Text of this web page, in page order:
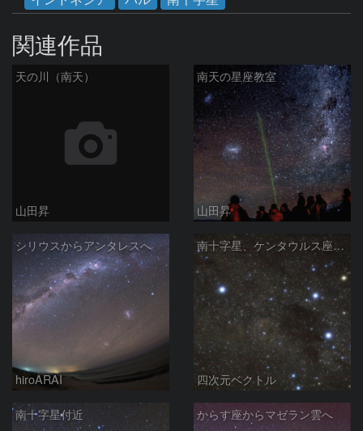
関連作品
天の川（南天）
山田昇
南天の星座教室
山田昇
シリウスからアンタレスへ
hiroARAI
南十字星、ケンタウルス座α・β
四次元ベクトル
南十字星付近 からす座からマゼラン雲へ